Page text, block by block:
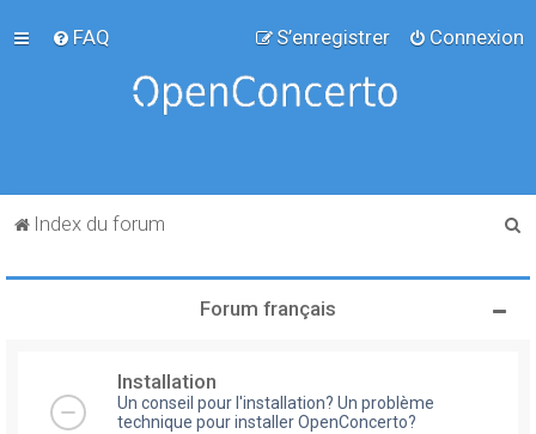
FAQ Connexion
S’enregistrer
Index du forum
Forum français
Installation
Un conseil pour l'installation? Un problème
technique pour installer OpenConcerto?